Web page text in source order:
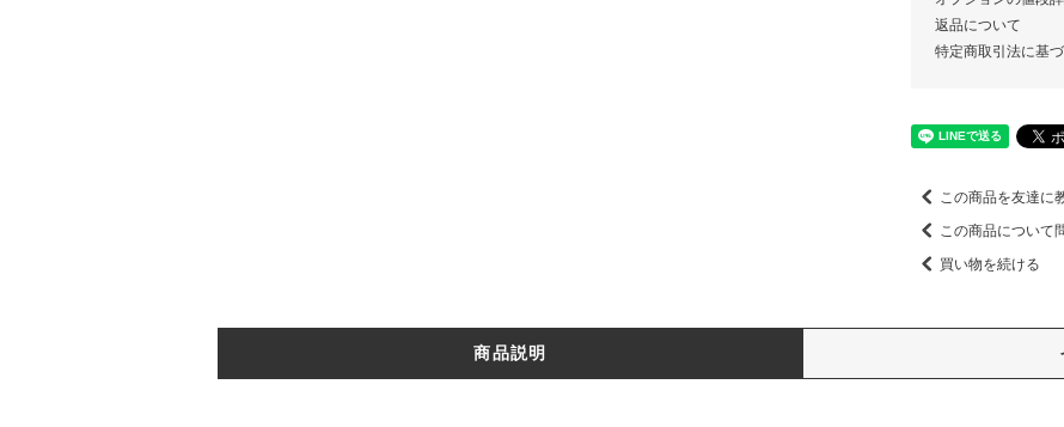
返品について
特定商取引法に基
この商品を友達に
この商品について
買い物を続ける
商品説明